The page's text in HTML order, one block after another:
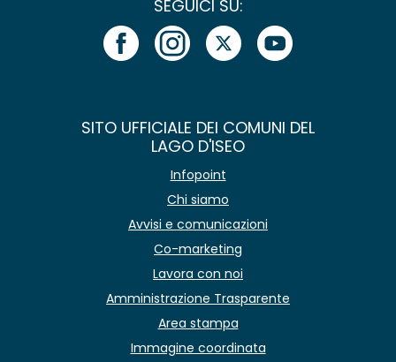
SEGUICI SU:
SITO UFFICIALE DEI COMUNI DEL
LAGO D'ISEO
Infopoint
Chi siamo
Avvisi e comunicazioni
Co-marketing
Lavora con noi
Amministrazione Trasparente
Area stampa
Immagine coordinata